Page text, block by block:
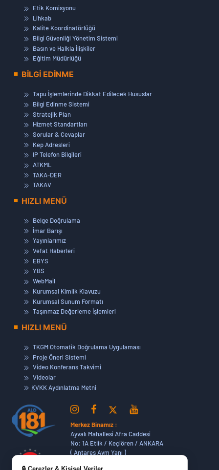
Etik Komisyonu
Lihkab
Kalite Koordinatörlüğü
Bilgi Güvenliği Yönetim Sistemi
Basın ve Halkla İlişkiler
Eğitim Müdürlüğü
BİLGİ EDİNME
Tapu İşlemlerinde Dikkat Edilecek Hususlar
Bilgi Edinme Sistemi
Stratejik Plan
Hizmet Standartları
Sorular & Cevaplar
Kep Adresleri
IP Telefon Bilgileri
ATKML
TAKA-DER
TAKAV
HIZLI MENÜ
Belge Doğrulama
İmar Barışı
Yayınlarımız
Vefat Haberleri
EBYS
YBS
WebMail
Kurumsal Kimlik Klavuzu
Kurumsal Sunum Formatı
Taşınmaz Değerleme İşlemleri
HIZLI MENÜ
TKGM Otomatik Doğrulama Uygulaması
Proje Öneri Sistemi
Video Konferans Takvimi
Videolar
KVKK Aydınlatma Metni
Merkez Binamız :
Ayvalı Mahallesi Afra Caddesi
No: 1A Etlik / Keçiören / ANKARA
( Antares Avm Yanı )